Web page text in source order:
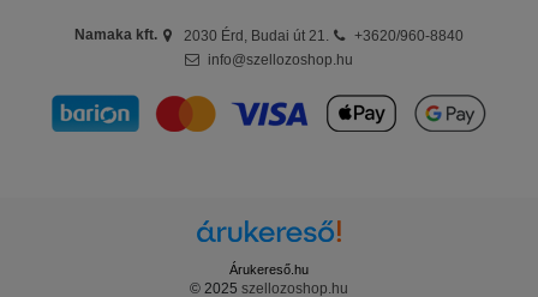
Namaka kft. 2030 Érd, Budai út 21.
+3620/960-8840
info@szellozoshop.hu
Árukereső.hu
© 2025 szellozoshop.hu